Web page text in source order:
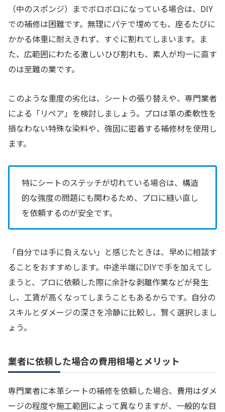
（中のスポンジ）までボロボロになっている場合は、DIY
での補修は困難です。無理にパテで埋めても、座るたびに
かかる体重に耐えきれず、すぐに割れてしまいます。ま
た、広範囲にわたる激しいひび割れも、素人が均一に直す
のは至難の業です。
このような重度の劣化は、シートの張り替えや、専門業者
による「リペア」を検討しましょう。プロは革の柔軟性を
損なわない特殊な染料や、強固に密着する補修材を使用し
ます。
特にシートのステッチが切れている場合は、構造
的な強度の問題にも関わるため、プロに縫い直し
を依頼するのが安全です。
「自分では手に負えない」と感じたときは、早めに相談す
ることをおすすめします。中途半端にDIYで手を加えてし
まうと、プロに依頼した際に余計な剥離作業などが発生
し、工賃が高くなってしまうこともあるからです。自分の
スキルとダメージの深さを冷静に比較し、賢く選択しまし
ょう。
業者に依頼した場合の費用相場とメリット
専門業者に本革シートの補修を依頼した場合、費用はダメ
ージの程度や施工範囲によって異なりますが、一般的な目